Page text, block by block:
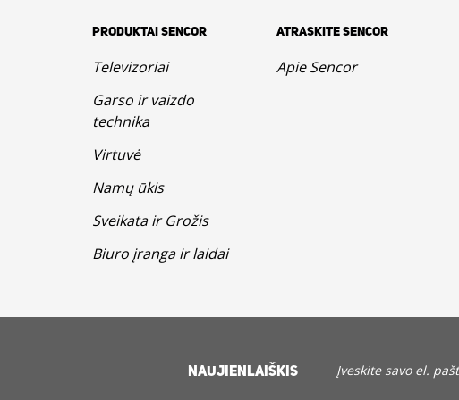
PRODUKTAI SENCOR
Televizoriai
Garso ir vaizdo
technika
Virtuvė
Namų ūkis
Sveikata ir Grožis
Biuro įranga ir laidai
ATRASKITE SENCOR
Apie Sencor
NAUJIENLAIŠKIS